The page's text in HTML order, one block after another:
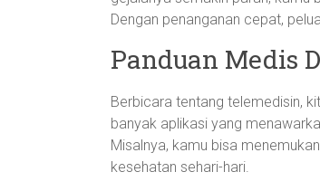
Dengan penanganan cepat,
Panduan Medis
Berbicara tentang telemedisin,
banyak aplikasi yang
Misalnya, kamu bisa
kesehatan sehari-hari.